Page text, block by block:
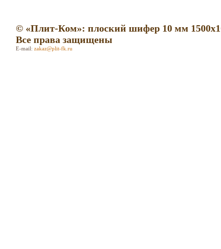
© «Плит-Ком»: плоский шифер 10 мм
Все права защищены
E-mail: zakaz@plit-fk.ru